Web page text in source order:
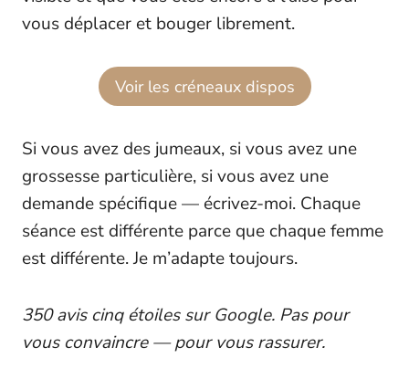
vous déplacer et bouger librement.
Voir les créneaux dispos
Si vous avez des jumeaux, si vous avez une
grossesse particulière, si vous avez une
demande spécifique — écrivez-moi. Chaque
séance est différente parce que chaque femme
est différente. Je m’adapte toujours.
350 avis cinq étoiles sur Google. Pas pour
vous convaincre — pour vous rassurer.